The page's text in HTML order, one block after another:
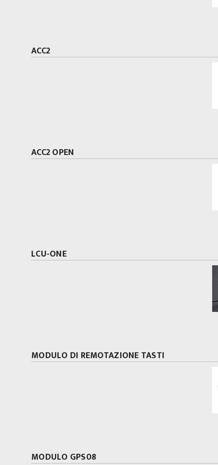
ACC2
ACC2 OPEN
LCU-ONE
MODULO DI REMOTAZIONE TASTI
MODULO GPS08